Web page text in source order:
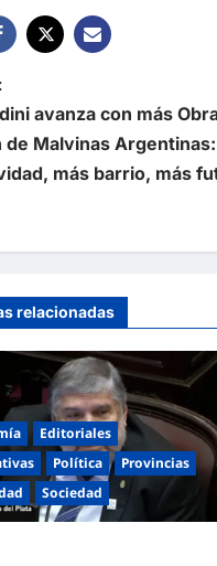
avanza con más
de Malvinas
más barrio, más
relacionadas
Editoriales
Política
Provincias
Sociedad